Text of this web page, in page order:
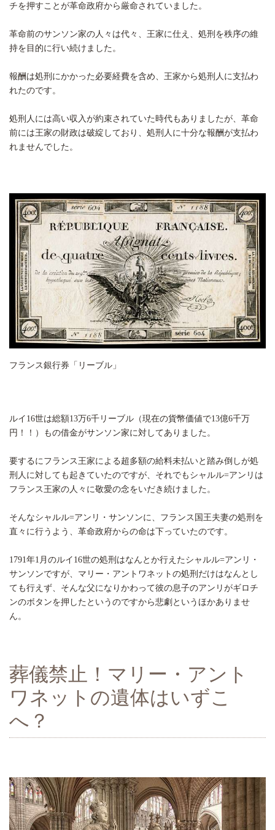
チを押すことが革命政府から厳命されていました。
革命前のサンソン家の人々は代々、王家に仕え、処刑を秩序の維
持を目的に行い続けました。
報酬は処刑にかかった必要経費を含め、王家から処刑人に支払わ
れたのです。
処刑人には高い収入が約束されていた時代もありましたが、革命
前には王家の財政は破綻しており、処刑人に十分な報酬が支払わ
れませんでした。
フランス銀行券「リーブル」
ルイ16世は総額13万6千リーブル（現在の貨幣価値で13億6千万
円！！）もの借金がサンソン家に対してありました。
要するにフランス王家による超多額の給料未払いと踏み倒しが処
刑人に対しても起きていたのですが、それでもシャルル=アンリは
フランス王家の人々に敬愛の念をいだき続けました。
そんなシャルル=アンリ・サンソンに、フランス国王夫妻の処刑を
直々に行うよう、革命政府からの命は下っていたのです。
1791年1月のルイ16世の処刑はなんとか行えたシャルル=アンリ・
サンソンですが、マリー・アントワネットの処刑だけはなんとし
ても行えず、そんな父になりかわって彼の息子のアンリがギロチ
ンのボタンを押したというのですから悲劇というほかありませ
ん。
葬儀禁止！マリー・アント
ワネットの遺体はいずこ
へ？